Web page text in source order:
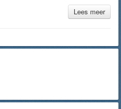
Lees meer